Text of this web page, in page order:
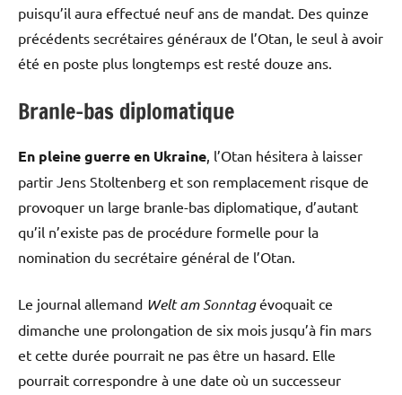
puisqu’il aura effectué neuf ans de mandat. Des quinze
précédents secrétaires généraux de l’Otan, le seul à avoir
été en poste plus longtemps est resté douze ans.
Branle-bas diplomatique
En pleine guerre en Ukraine, l’Otan hésitera à laisser
partir Jens Stoltenberg et son remplacement risque de
provoquer un large branle-bas diplomatique, d’autant
qu’il n’existe pas de procédure formelle pour la
nomination du secrétaire général de l’Otan.
Le journal allemand Welt am Sonntagévoquait ce
dimanche une prolongation de six mois jusqu’à fin mars
et cette durée pourrait ne pas être un hasard. Elle
pourrait correspondre à une date où un successeur